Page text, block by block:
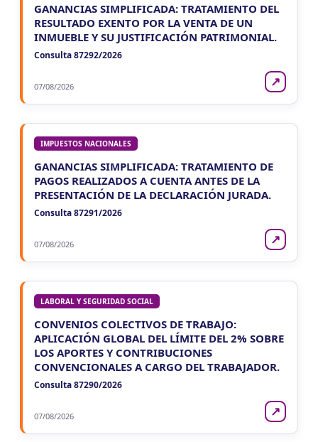
GANANCIAS SIMPLIFICADA: TRATAMIENTO DEL
RESULTADO EXENTO POR LA VENTA DE UN
INMUEBLE Y SU JUSTIFICACIÓN PATRIMONIAL.
Consulta 87292/2026
07/08/2026 ↗
IMPUESTOS NACIONALES
GANANCIAS SIMPLIFICADA: TRATAMIENTO DE
PAGOS REALIZADOS A CUENTA ANTES DE LA
PRESENTACIÓN DE LA DECLARACIÓN JURADA.
Consulta 87291/2026
07/08/2026 ↗
LABORAL Y SEGURIDAD SOCIAL
CONVENIOS COLECTIVOS DE TRABAJO:
APLICACIÓN GLOBAL DEL LÍMITE DEL 2% SOBRE
LOS APORTES Y CONTRIBUCIONES
CONVENCIONALES A CARGO DEL TRABAJADOR.
Consulta 87290/2026
07/08/2026 ↗